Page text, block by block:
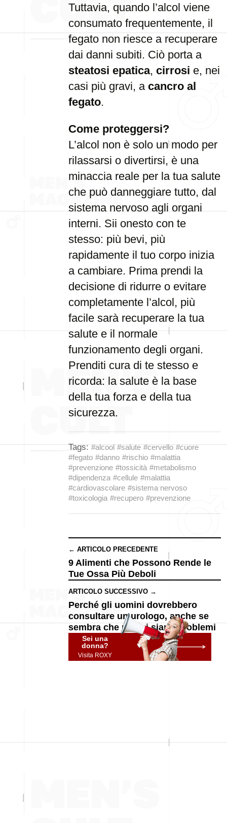
Tuttavia, quando l’alcol viene
consumato frequentemente, il
fegato non riesce a recuperare
dai danni subiti. Ciò porta a
steatosi epatica, cirrosi e, nei
casi più gravi, a cancro al
fegato.
Come proteggersi?
L’alcol non è solo un modo per
rilassarsi o divertirsi, è una
minaccia reale per la tua salute
che può danneggiare tutto, dal
sistema nervoso agli organi
interni. Sii onesto con te
stesso: più bevi, più
rapidamente il tuo corpo inizia
a cambiare. Prima prendi la
decisione di ridurre o evitare
completamente l’alcol, più
facile sarà recuperare la tua
salute e il normale
funzionamento degli organi.
Prenditi cura di te stesso e
ricorda: la salute è la base
della tua forza e della tua
sicurezza.
Tags: #alcool #salute #cervello #cuore
#fegato #danno #rischio #malattia
#prevenzione #tossicità #metabolismo
#dipendenza #cellule #malattia
#cardiovascolare #sistema nervoso
#toxicologia #recupero #prevenzione
← ARTICOLO PRECEDENTE
9 Alimenti che Possono Rende le
Tue Ossa Più Deboli
ARTICOLO SUCCESSIVO →
Perché gli uomini dovrebbero
consultare un urologo, anche se
sembra che non ci siano problemi
Sei una
donna?
Visita ROXY